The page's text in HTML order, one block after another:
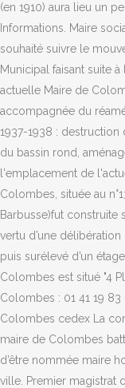
(en 1910) aura lieu un
Informations. Maire
souhaité suivre le
Municipal faisant suite
actuelle Maire de
accompagnée du
1937-1938 :
du bassin rond,
l'emplacement de
Colombes, située au
Barbusse)fut construite
vertu d’une
puis surélevé d’un
Colombes est situé "4
Colombes : 01 41 19
Colombes cedex La
maire de Colombes
d’être nommée maire
ville. Premier magistrat